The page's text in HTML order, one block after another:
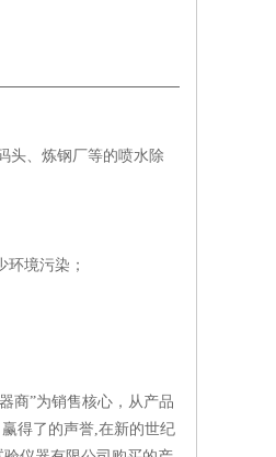
头、炼钢厂等的喷水除
境污染；
商”为销售核心，从产品
得了的声誉,在新的世纪